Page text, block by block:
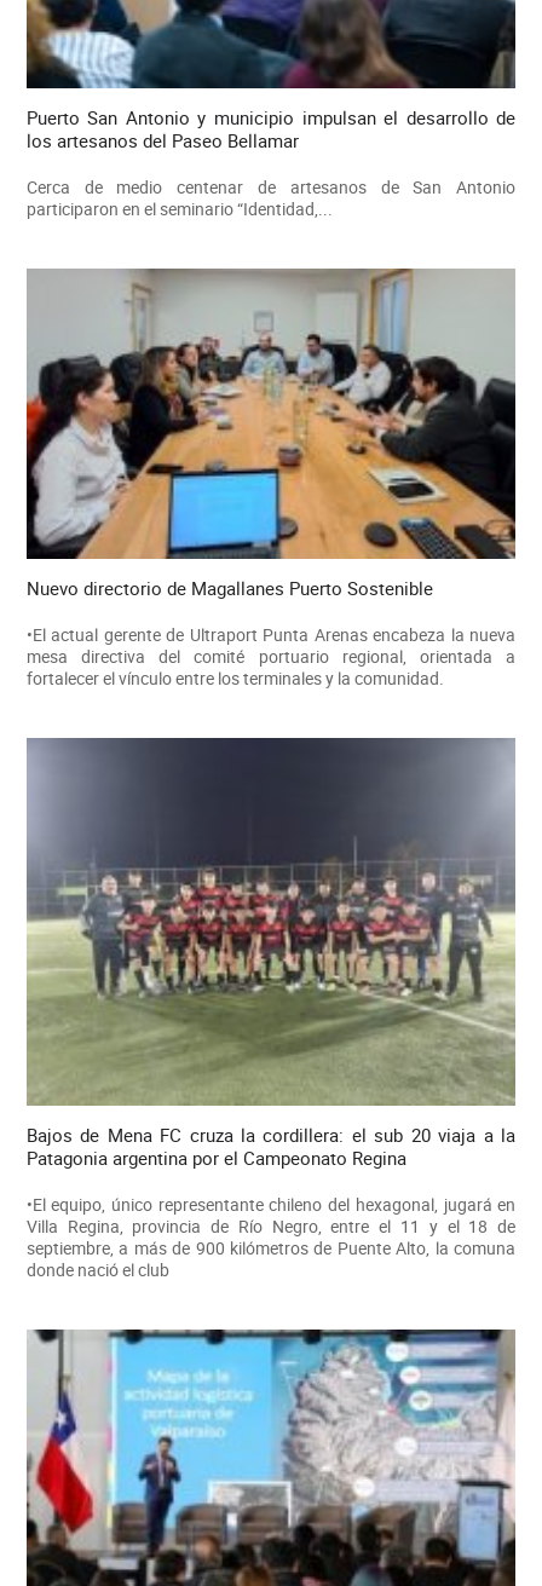
Puerto San Antonio y municipio impulsan el desarrollo de
los artesanos del Paseo Bellamar
Cerca de medio centenar de artesanos de San Antonio
participaron en el seminario “Identidad,...
Nuevo directorio de Magallanes Puerto Sostenible
•El actual gerente de Ultraport Punta Arenas encabeza la nueva
mesa directiva del comité portuario regional, orientada a
fortalecer el vínculo entre los terminales y la comunidad.
Bajos de Mena FC cruza la cordillera: el sub 20 viaja a la
Patagonia argentina por el Campeonato Regina
•El equipo, único representante chileno del hexagonal, jugará en
Villa Regina, provincia de Río Negro, entre el 11 y el 18 de
septiembre, a más de 900 kilómetros de Puente Alto, la comuna
donde nació el club